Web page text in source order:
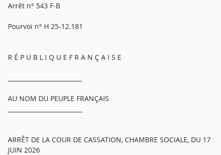
Arrêt n° 543 F-B
Pourvoi n° H 25-12.181
R É P U B L I Q U E F R A N Ç A I S E
AU NOM DU PEUPLE FRANÇAIS
ARRÊT DE LA COUR DE CASSATION, CHAMBRE SOCIALE, DU 17
JUIN 2026